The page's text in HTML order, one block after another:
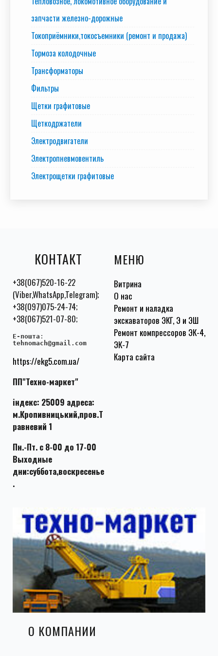
запчасти железно-дорожные
Токоприёмники,токосъемники (ремонт и продажа)
Тормоза колодочные
Трансформаторы
Фильтры
Щетки графитовые
Щеткодржатели
Электродвигатели
Электропневмовентиль
Электрощетки графитовые
КОНТАКТ
+38(067)520-16-22
(Viber,WhatsApp,Telegram);
+38(097)075-24-74;
+38(067)521-07-80;
E-пошта :
tehnomach@gmail.com
https://ekg5.com.ua/
ПП"Техно-маркет"
індекс: 25009 адреса:
м.Кропивницький,пров.Т
равневий 1
Пн.-Пт. с 8-00 до 17-00
Выходные
дни:суббота,воскресенье
.
МЕНЮ
Витрина
О нас
Ремонт и наладка
экскаваторов ЭКГ, Э и ЭШ
Ремонт компрессоров ЭК-4,
ЭК-7
Карта сайта
О КОМПАНИИ